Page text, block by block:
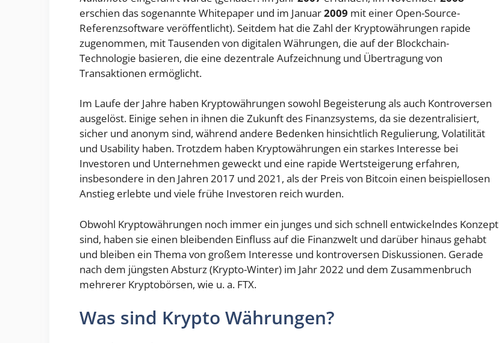
erschien das sogenannte Whitepaper und im Januar2009 mit einer Open-Source-
Referenzsoftware veröffentlicht). Seitdem hat die Zahl der Kryptowährungen rapide
zugenommen, mit Tausenden von digitalen Währungen, die auf der Blockchain-
Technologie basieren, die eine dezentrale Aufzeichnung und Übertragung von
Transaktionen ermöglicht.
Im Laufe der Jahre haben Kryptowährungen sowohl Begeisterung als auch Kontroversen
ausgelöst. Einige sehen in ihnen die Zukunft des Finanzsystems, da sie dezentralisiert,
sicher und anonym sind, während andere Bedenken hinsichtlich Regulierung, Volatilität
und Usability haben. Trotzdem haben Kryptowährungen ein starkes Interesse bei
Investoren und Unternehmen geweckt und eine rapide Wertsteigerung erfahren,
insbesondere in den Jahren 2017 und 2021, als der Preis von Bitcoin einen beispiellosen
Anstieg erlebte und viele frühe Investoren reich wurden.
Obwohl Kryptowährungen noch immer ein junges und sich schnell entwickelndes Konzept
sind, haben sie einen bleibenden Einfluss auf die Finanzwelt und darüber hinaus gehabt
und bleiben ein Thema von großem Interesse und kontroversen Diskussionen. Gerade
nach dem jüngsten Absturz (Krypto-Winter) im Jahr 2022 und dem Zusammenbruch
mehrerer Kryptobörsen, wie u. a. FTX.
Was sind Krypto Währungen?